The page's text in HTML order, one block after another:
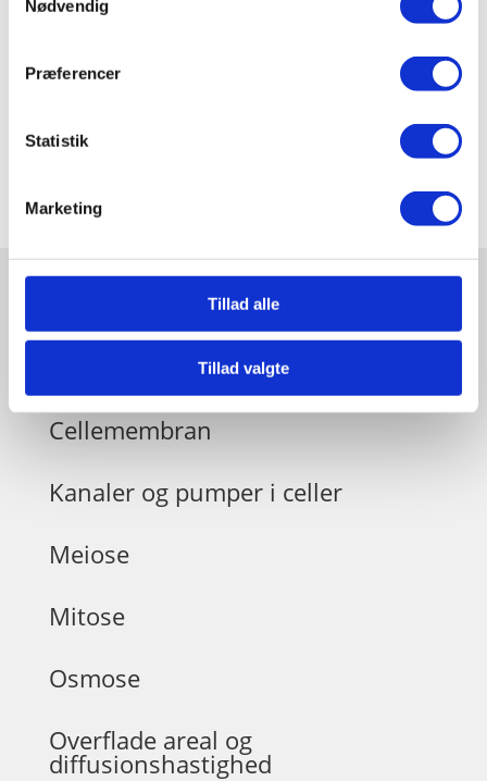
Nødvendig
Præferencer
Statistik
Marketing
Tillad alle
Tillad valgte
Relaterede videoer og guides
Cellemembran
Kanaler og pumper i celler
Meiose
Mitose
Osmose
Overflade areal og
diffusionshastighed